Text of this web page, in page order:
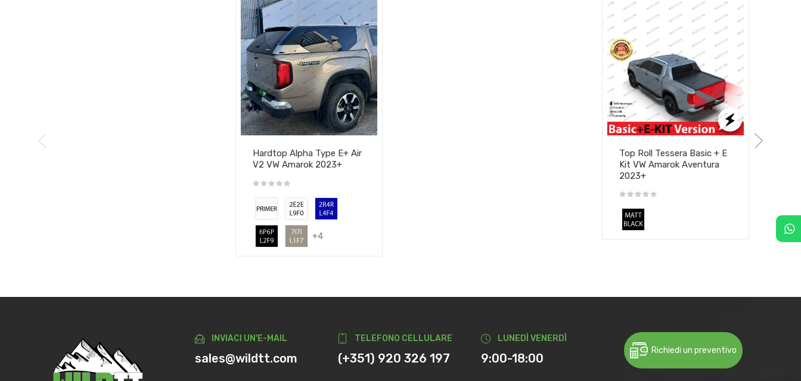
Hardtop Alpha Type E+ Air
V2 VW Amarok 2023+
+4
Top Roll Tessera Basic + E
Kit VW Amarok Aventura
2023+
INVIACI UN'E-MAIL
sales@wildtt.com
TELEFONO CELLULARE
(+351) 920 326 197
LUNEDÌ VENERDÌ
9:00-18:00
Richiedi un preventivo